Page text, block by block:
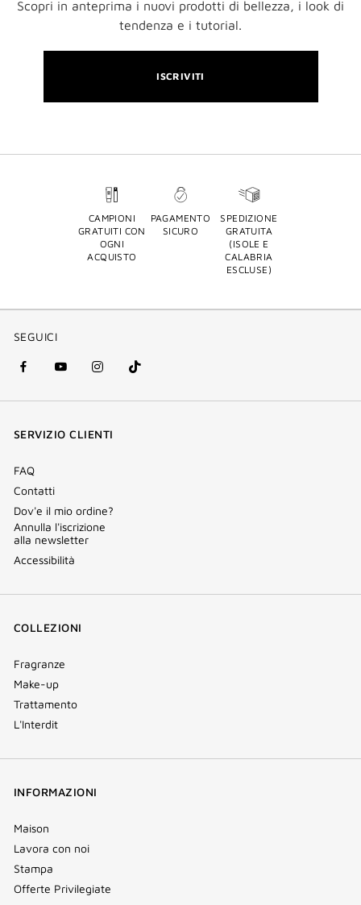
Scopri in anteprima i nuovi prodotti di bellezza, i look di
tendenza e i tutorial.
ISCRIVITI
CAMPIONI
GRATUITI CON
OGNI
ACQUISTO
PAGAMENTO
SICURO
SPEDIZIONE
GRATUITA
(ISOLE E
CALABRIA
ESCLUSE)
SEGUICI
facebook
(nuova
youtube
(nuova
instagram
(nuova
Tik
Tok
SERVIZIO CLIENTI
FAQ
Contatti
Dov'e il mio ordine?
Annulla l'iscrizione
alla newsletter
Accessibilità
COLLEZIONI
Fragranze
Make-up
Trattamento
L'Interdit
INFORMAZIONI
Maison
Lavora con noi
Stampa
Offerte Privilegiate